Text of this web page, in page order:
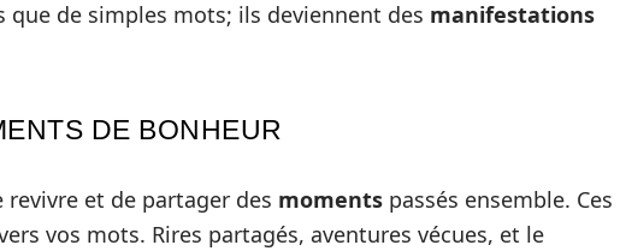
que de simples mots; ils deviennent des manifestations
DE BONHEUR
et de partager des moments passés ensemble. Ces
vos mots. Rires partagés, aventures vécues, et le